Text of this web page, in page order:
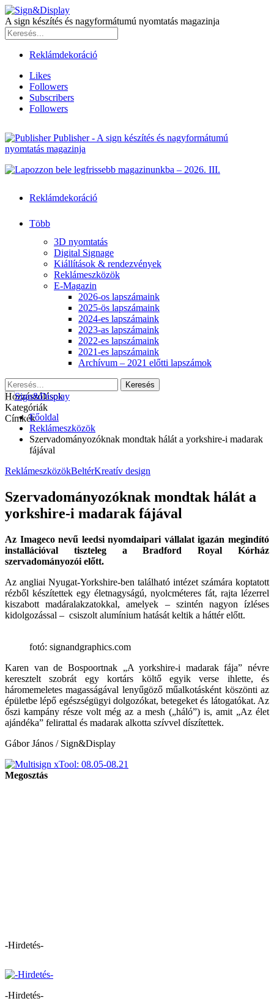
A sign készítés és nagyformátumú nyomtatás magazinja
Reklámdekoráció
Likes
Followers
Subscribers
Followers
Publisher - A sign készítés és nagyformátumú
nyomtatás magazinja
Reklámdekoráció
Több
3D nyomtatás
Digital Signage
Kiállítások & rendezvények
Reklámeszközök
E-Magazin
2026-os lapszámaink
2025-ös lapszámaink
2024-es lapszámaink
2023-as lapszámaink
2022-es lapszámaink
2021-es lapszámaink
Archívum – 2021 előtti lapszámok
Hozzászólások
Kategóriák
CímkékFőoldal
Reklámeszközök
Szervadományozóknak mondtak hálát a yorkshire-i madarak
fájával
ReklámeszközökBeltérKreatív design
Szervadományozóknak mondtak hálát a
yorkshire-i madarak fájával
Az Imageco nevű leedsi nyomdaipari vállalat igazán megindító
installációval tiszteleg a Bradford Royal Kórház
szervadományozói előtt.
Az angliai Nyugat-Yorkshire-ben található intézet számára koptatott
rézből készítettek egy életnagyságú, nyolcméteres fát, rajta lézerrel
kiszabott madáralakzatokkal, amelyek – szintén nagyon ízléses
kidolgozással – csiszolt alumínium hatását keltik a háttér előtt.
fotó: signandgraphics.com
Karen van de Bospoortnak „A yorkshire-i madarak fája” névre
keresztelt szobrát egy kortárs költő egyik verse ihlette, és
háromemeletes magasságával lenyűgöző műalkotásként köszönti az
épületbe lépő egészségügyi dolgozókat, betegeket és látogatókat. Az
őszi kampány része volt még az a mesh („háló”) is, amit „Az élet
ajándéka” felirattal és madarak alkotta szívvel díszítettek.
Gábor János / Sign&Display
Megosztás
-Hirdetés-
-Hirdetés-